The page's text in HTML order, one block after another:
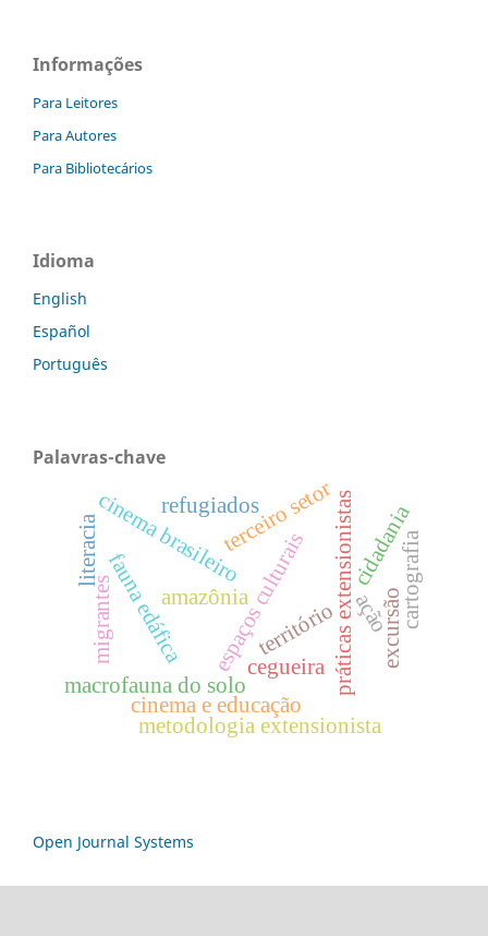
Informações
Para Leitores
Para Autores
Para Bibliotecários
Idioma
English
Español
Português
Palavras-chave
espaços culturaispráticas extensionistas
amazônia
macrofauna do solo
fauna edáfica
cinema e educação
cinema brasileiroterceiro setor
metodologia extensionista
território
refugiados
migrantes
cegueira
literacia
ação
cidadaniacartografia
excursão
Open Journal Systems